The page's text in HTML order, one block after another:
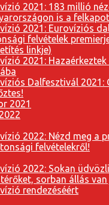
2021: 183 millió
is a
2021: Eurovíziós
felvételek
linkje)
2021:
Dalfesztivál 2021:
2021
2022: Nézd meg a
felvételekről!
2022: Sokan
sorban állás
rendezéséért